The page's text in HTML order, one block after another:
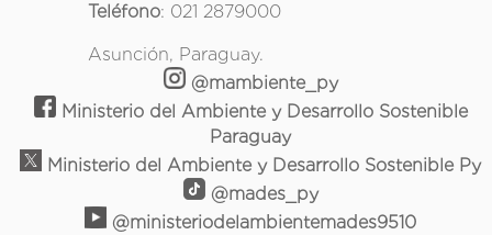
Teléfono: 021 2879000
Asunción, Paraguay.
@mambiente_py
Ministerio del Ambiente y Desarrollo Sostenible
Paraguay
Ministerio del Ambiente y Desarrollo Sostenible Py
@mades_py
@ministeriodelambientemades9510